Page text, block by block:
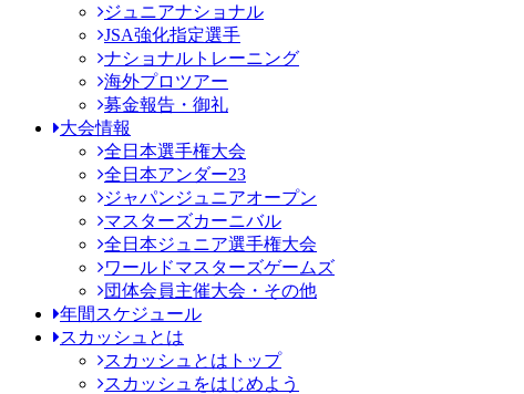
ジュニアナショナル
JSA強化指定選手
ナショナルトレーニング
海外プロツアー
募金報告・御礼
大会情報
全日本選手権大会
全日本アンダー23
ジャパンジュニアオープン
マスターズカーニバル
全日本ジュニア選手権大会
ワールドマスターズゲームズ
団体会員主催大会・その他
年間スケジュール
スカッシュとは
スカッシュとはトップ
スカッシュをはじめよう